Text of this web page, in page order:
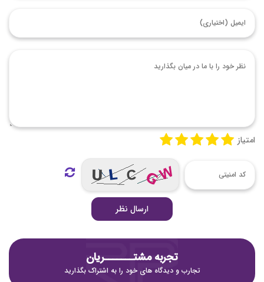
امتیاز
ارسال نظر
تجربه مشتـــــــریان
تجارب و دیدگاه های خود را به اشتراک بگذارید